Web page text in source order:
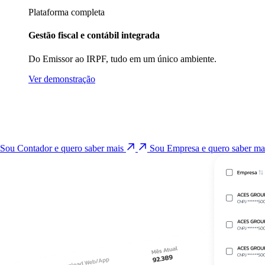
Plataforma completa
Gestão fiscal e contábil integrada
Do Emissor ao IRPF, tudo em um único ambiente.
Ver demonstração
Sou Contador e quero saber mais Sou Empresa e quero saber